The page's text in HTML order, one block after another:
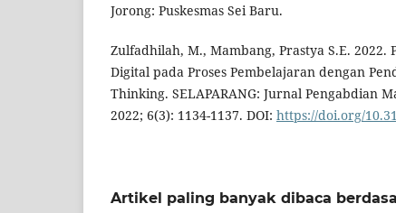
Jorong: Puskesmas Sei Baru.
Zulfadhilah, M., Mambang, Prastya S.E. 2022.
Digital pada Proses Pembelajaran dengan
Thinking. SELAPARANG: Jurnal Pengabdian
2022; 6(3): 1134-1137. DOI: https://doi.org/
Artikel paling banyak dibaca